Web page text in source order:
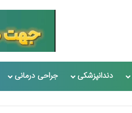
دندانپزشکی جراحی درمانی